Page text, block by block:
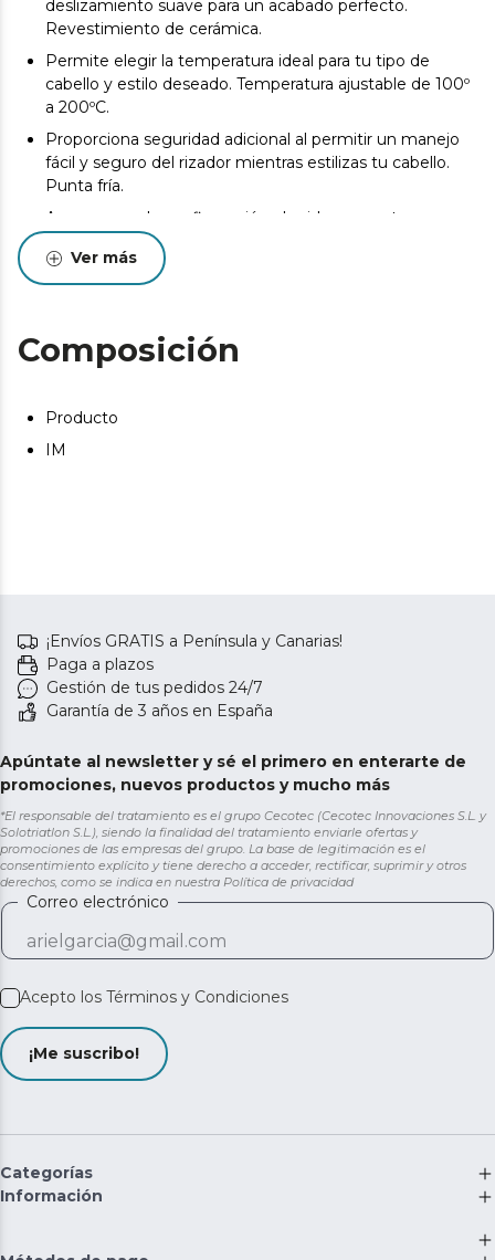
deslizamiento suave para un acabado perfecto.
Revestimiento de cerámica.
Permite elegir la temperatura ideal para tu tipo de
cabello y estilo deseado. Temperatura ajustable de 100º
a 200ºC.
Proporciona seguridad adicional al permitir un manejo
fácil y seguro del rizador mientras estilizas tu cabello.
Punta fría.
Asegura que la configuración elegida se mantenga
constante durante el uso, evitando cambios
accidentales. Función de bloqueo de temperatura.
Garantiza seguridad adicional, apagando el rizador
automáticamente después de un período de
Ofrece libertad de movimiento y evita enredos,
facilitando un manejo cómodo y sin restricciones. Cable
Ver más
Composición
Producto
IM
¡Envíos GRATIS a Península y Canarias!
Paga a plazos
Gestión de tus pedidos 24/7
Garantía de 3 años en España
Apúntate al newsletter y sé el primero en enterarte de
promociones, nuevos productos y mucho más
*El responsable del tratamiento es el grupo Cecotec (Cecotec Innovaciones S.L. y
Solotriatlon S.L.), siendo la finalidad del tratamiento enviarle ofertas y
promociones de las empresas del grupo. La base de legitimación es el
consentimiento explícito y tiene derecho a acceder, rectificar, suprimir y otros
derechos, como se indica en nuestra Política de privacidad
Correo electrónico
Acepto los Términos y Condiciones
¡Me suscribo!
Categorías
Información